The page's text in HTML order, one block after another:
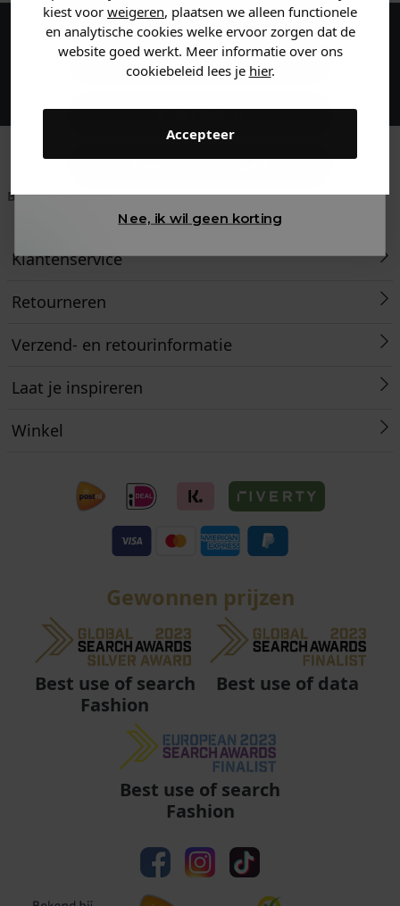
kiest voor weigeren, plaatsen we alleen functionele
en analytische cookies welke ervoor zorgen dat de
website goed werkt. Meer informatie over ons
cookiebeleid lees je hier.
Accepteer
Maak een account aan en ontvang 5%
korting op je eerste bestelling!
Betaal achteraf met
Voor 23:59 besteld
is morgen in huis!*
Klanten beoordelen
ons met een 9,6!
Klantenservice
Retourneren
Verzend- en retourinformatie
Laat je inspireren
Winkel
Gewonnen prijzen
Best use of search
Fashion
Best use of data
Best use of search
Fashion
Heren kleding
Dames kleding
Kids kleding
Nee, ik wil geen korting